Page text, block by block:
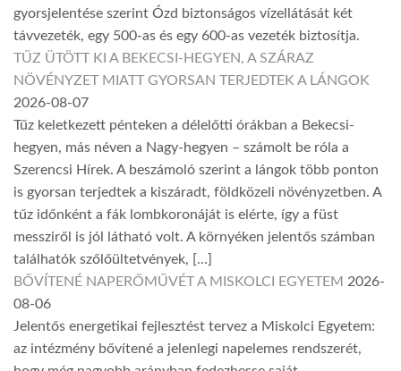
gyorsjelentése szerint Ózd biztonságos vízellátását két
távvezeték, egy 500-as és egy 600-as vezeték biztosítja.
TŰZ ÜTÖTT KI A BEKECSI-HEGYEN, A SZÁRAZ
NÖVÉNYZET MIATT GYORSAN TERJEDTEK A LÁNGOK
2026-08-07
Tűz keletkezett pénteken a délelőtti órákban a Bekecsi-
hegyen, más néven a Nagy-hegyen – számolt be róla a
Szerencsi Hírek. A beszámoló szerint a lángok több ponton
is gyorsan terjedtek a kiszáradt, földközeli növényzetben. A
tűz időnként a fák lombkoronáját is elérte, így a füst
messziről is jól látható volt. A környéken jelentős számban
találhatók szőlőültetvények, […]
BŐVÍTENÉ NAPERŐMŰVÉT A MISKOLCI EGYETEM 2026-
08-06
Jelentős energetikai fejlesztést tervez a Miskolci Egyetem:
az intézmény bővítené a jelenlegi napelemes rendszerét,